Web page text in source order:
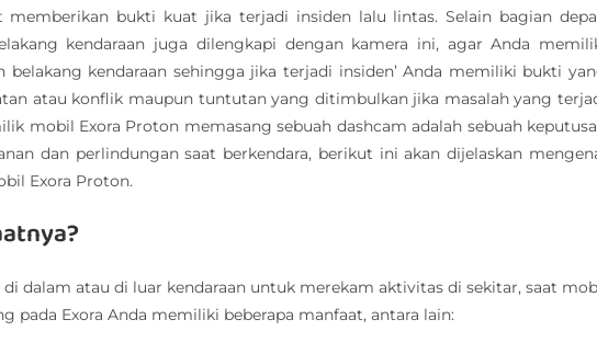
memberikan bukti kuat jika terjadi insiden lalu lintas. Selain bagian
kendaraan juga dilengkapi dengan kamera ini, agar Anda
belakang kendaraan sehingga jika terjadi insiden’ Anda memiliki bukti
atau konflik maupun tuntutan yang ditimbulkan jika masalah yang
mobil Exora Proton memasang sebuah dashcam adalah sebuah
dan perlindungan saat berkendara, berikut ini akan dijelaskan
Exora Proton.
dalam atau di luar kendaraan untuk merekam aktivitas di sekitar, saat
pada Exora Anda memiliki beberapa manfaat, antara lain: